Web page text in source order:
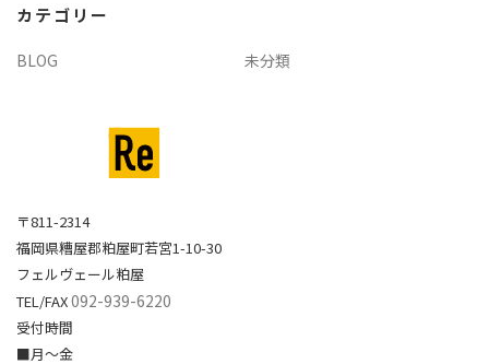
ブ
カテゴリー
BLOG 未分類
〒811-2314
福岡県糟屋郡粕屋町若宮1-10-30
フェルヴェール粕屋
TEL/FAX092-939-6220
受付時間
■月～金